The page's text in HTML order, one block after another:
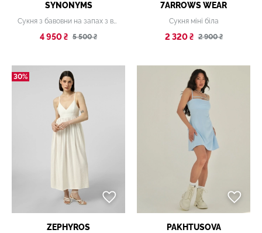
SYNONYMS
Сукня з бавовни на запах з вишивкою «Лісова казка» ніжно-рожева
4 950 ₴ 5 500 ₴
7ARROWS WEAR
Сукня міні біла
2 320 ₴ 2 900 ₴
30%
ZEPHYROS PAKHTUSOVA